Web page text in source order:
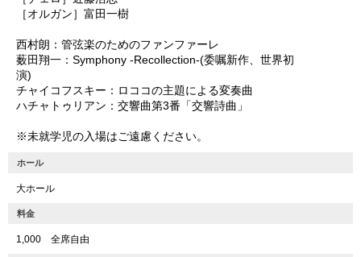
［オルガン］富田一樹
西村朗：管弦楽のためのファンファーレ
薮田翔一：Symphony -Recollection-(委嘱新作、世界初
演)
チャイコフスキー：ロココの主題による変奏曲
ハチャトゥリアン：交響曲第3番「交響詩曲」
※未就学児の入場はご遠慮ください。
ホール
大ホール
料金
1,000 全席自由